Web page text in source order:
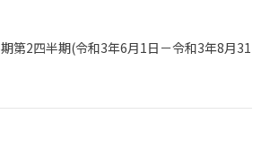
第2四半期(令和3年6月1日－令和3年8月31